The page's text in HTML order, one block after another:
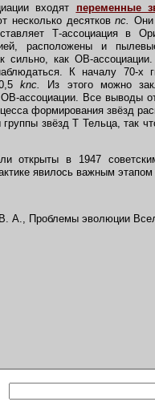
входят переменные
несколько десятковnc. Они
Т-ассоциация в
расположены и
сильно, как ОВ-
К началу 70-
knc.
Из этого можно
ассоциации. Все выводы
формирования звёзд
звёзд Т Тельца, так
в 1947
явилось важным
А., Проблемы эволюции